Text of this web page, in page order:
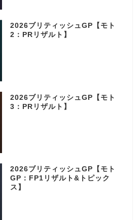
2026ブリティッシュGP【モト
2：PRリザルト】
2026ブリティッシュGP【モト
3：PRリザルト】
2026ブリティッシュGP【モト
GP：FP1リザルト&トピック
ス】